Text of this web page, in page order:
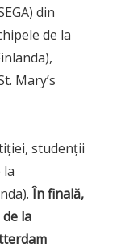
din
de la
Mary’s
studenții
la
În finală,
la